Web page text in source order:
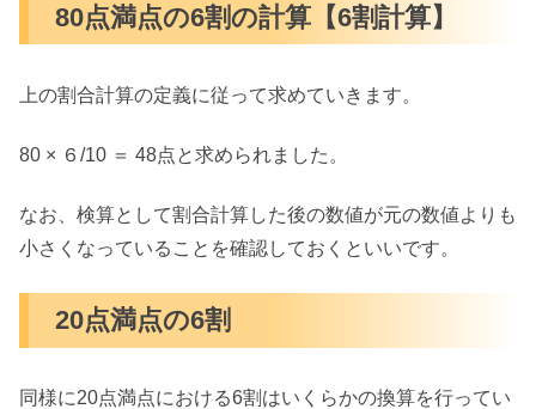
80点満点の6割の計算【6割計算】
上の割合計算の定義に従って求めていきます。
80 × ６/10 ＝ 48点と求められました。
なお、検算として割合計算した後の数値が元の数値よりも
小さくなっていることを確認しておくといいです。
20点満点の6割
同様に20点満点における6割はいくらかの換算を行ってい